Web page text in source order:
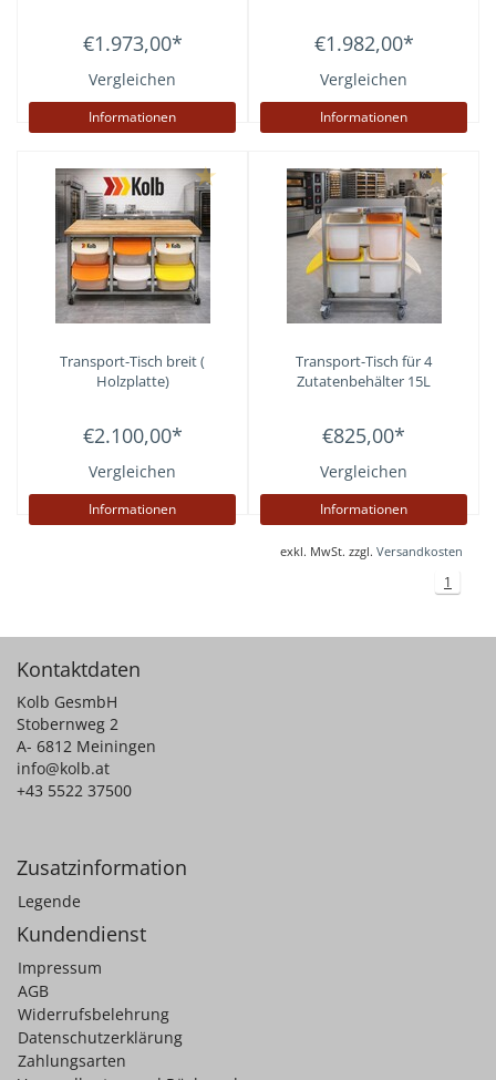
€1.973,00*
Vergleichen
Informationen
€1.982,00*
Vergleichen
Informationen
Transport-Tisch breit (
Holzplatte)
€2.100,00*
Vergleichen
Informationen
Transport-Tisch für 4
Zutatenbehälter 15L
€825,00*
Vergleichen
Informationen
exkl. MwSt. zzgl. Versandkosten
1
Kontaktdaten
Kolb GesmbH
Stobernweg 2
A- 6812 Meiningen
info@kolb.at
+43 5522 37500
Zusatzinformation
Legende
Kundendienst
Impressum
AGB
Widerrufsbelehrung
Datenschutzerklärung
Zahlungsarten